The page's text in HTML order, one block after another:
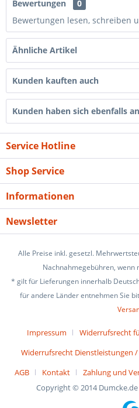
Bewertungen
0
Bewertungen lesen, schreiben
Ähnliche Artikel
Kunden kauften auch
Kunden haben sich ebenfalls
Service Hotline
Shop Service
Informationen
Newsletter
Alle Preise inkl. gesetzl.
Nachnahmegebühren, wenn
* gilt für Lieferungen innerhalb
für andere Länder entnehmen Sie
Impressum
Widerrufsrecht
Widerrufsrecht Dienstleistungen
AGB
Kontakt Zahlung und
Copyright © 2014